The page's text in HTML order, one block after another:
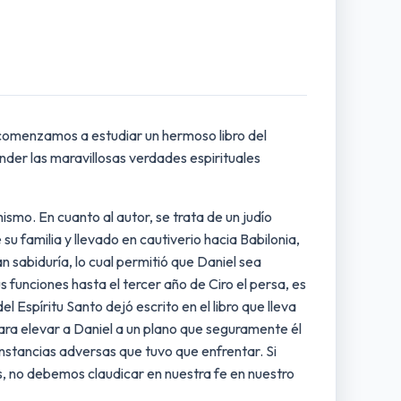
a estudiar un hermoso libro del
las maravillosas verdades espirituales
En cuanto al autor, se trata de un judío
familia y llevado en cautiverio hacia Babilonia,
sabiduría, lo cual permitió que Daniel sea
hasta el tercer año de Ciro el persa, es
Espíritu Santo dejó escrito en el libro que lleva
elevar a Daniel a un plano que seguramente él
adversas que tuvo que enfrentar. Si
no debemos claudicar en nuestra fe en nuestro